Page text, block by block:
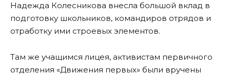
Надежда Колесникова внесла большой вклад в
подготовку школьников, командиров отрядов и
отработку ими строевых элементов.
Там же учащимся лицея, активистам первичного
отделения «Движения первых» были вручены